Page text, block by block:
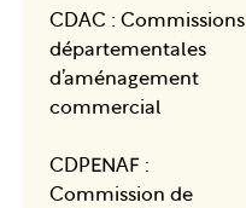
CDAC : Commissions
départementales
d’aménagement
commercial
CDPENAF :
Commission de